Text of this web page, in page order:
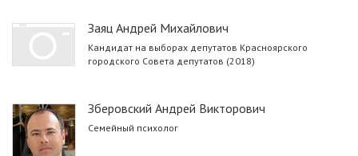
Заяц Андрей Михайлович
Кандидат на выборах депутатов Красноярского
городского Совета депутатов (2018)
Зберовский Андрей Викторович
Семейный психолог